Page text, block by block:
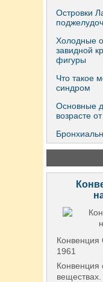
Островки
Холодные
завидной
фигуры
Что такое
синдром
Основные
возрасте
1961
Конвенция